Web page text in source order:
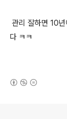
관리 잘하면 10
다 ㅋㅋ